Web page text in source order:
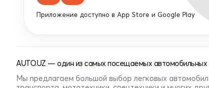
Приложение доступно в App Store и Google Play
AUTO.UZ — один из самых посещаемых автомобильных
Мы предлагаем большой выбор легковых